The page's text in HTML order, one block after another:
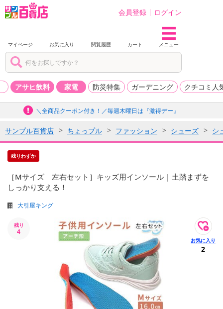
会員登録 ログイン
マイページ お気に入り 閲覧履歴 カート メニュー
アサヒ飲料 家電 防災特集 ガーデニング クチコミ人
＼全商品クーポン付き！／毎週木曜日は『激得デー』
サンプル百貨店 ちょっプル ファッション シューズ シ
残りわずか
［Mサイズ 左右セット］キッズ用インソール | 土踏まずを
しっかり支える！
大引屋キング
残り
4
2